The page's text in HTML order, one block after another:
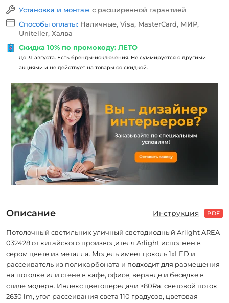
Установка и монтаж с расширенной гарантией
Способы оплаты: Наличные, Visa, MasterCard, МИР,
Uniteller, Халва
Скидка 10% по промокоду: ЛЕТО
До 31 августа. Есть бренды-исключения. Не суммируется с другими
акциями и не действует на товары со скидкой.
Описание Инструкция PDF
Потолочный светильник уличный светодиодный Arlight AREA
032428 от китайского производителя Arlight исполнен в
сером цвете из металла. Модель имеет цоколь 1xLED и
рассеиватель из поликарбоната и подходит для размещения
на потолке или стене в кафе, офисе, веранде и беседке в
стиле модерн. Индекс цветопередачи >80Ra, световой поток
2630 lm, угол рассеивания света 110 градусов, цветовая